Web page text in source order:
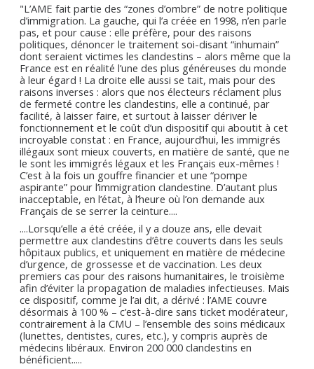
"L’AME fait partie des “zones d’ombre” de notre politique
d’immigration. La gauche, qui l’a créée en 1998, n’en parle
pas, et pour cause : elle préfère, pour des raisons
politiques, dénoncer le traitement soi-disant “inhumain”
dont seraient victimes les clandestins – alors même que la
France est en réalité l’une des plus généreuses du monde
à leur égard ! La droite elle aussi se tait, mais pour des
raisons inverses : alors que nos électeurs réclament plus
de fermeté contre les clandestins, elle a continué, par
facilité, à laisser faire, et surtout à laisser dériver le
fonctionnement et le coût d’un dispositif qui aboutit à cet
incroyable constat : en France, aujourd’hui, les immigrés
illégaux sont mieux couverts, en matière de santé, que ne
le sont les immigrés légaux et les Français eux-mêmes !
C’est à la fois un gouffre financier et une “pompe
aspirante” pour l’immigration clandestine. D’autant plus
inacceptable, en l’état, à l’heure où l’on demande aux
Français de se serrer la ceinture....
....Lorsqu’elle a été créée, il y a douze ans, elle devait
permettre aux clandestins d’être couverts dans les seuls
hôpitaux publics, et uniquement en matière de médecine
d’urgence, de grossesse et de vaccination. Les deux
premiers cas pour des raisons humanitaires, le troisième
afin d’éviter la propagation de maladies infectieuses. Mais
ce dispositif, comme je l’ai dit, a dérivé : l’AME couvre
désormais à 100 % – c’est-à-dire sans ticket modérateur,
contrairement à la CMU – l’ensemble des soins médicaux
(lunettes, dentistes, cures, etc.), y compris auprès de
médecins libéraux. Environ 200 000 clandestins en
bénéficient.....